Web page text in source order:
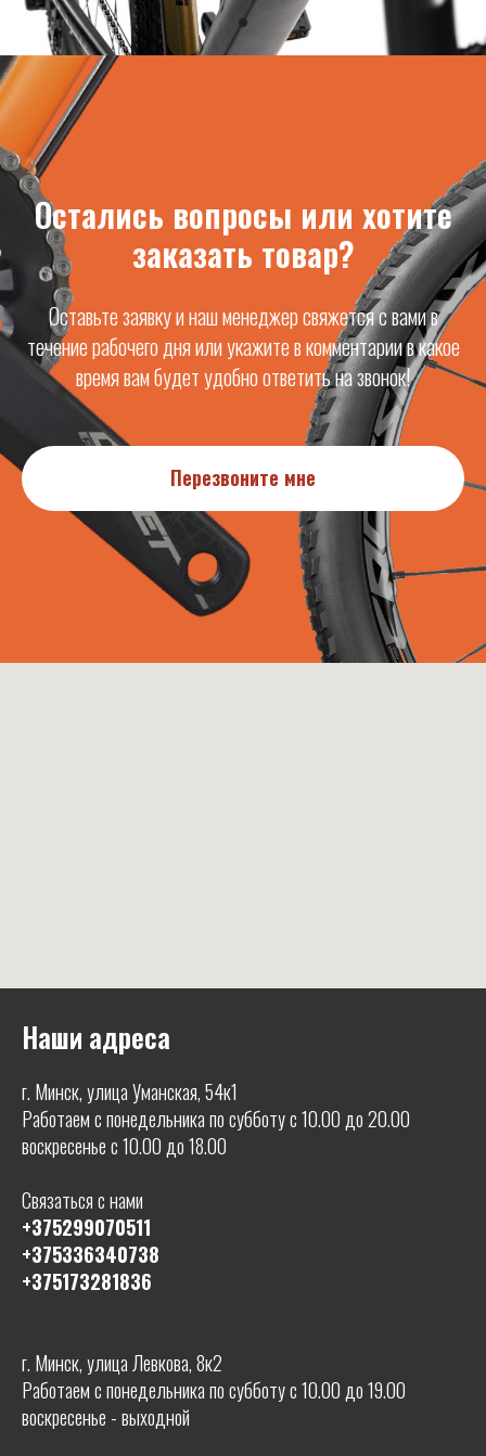
Остались вопросы или хотите
заказать товар?
Оставьте заявку и наш менеджер свяжется с вами в
течение рабочего дня или укажите в комментарии в какое
время вам будет удобно ответить на звонок!
Перезвоните мне
Наши адреса
г. Минск, улица Уманская, 54к1
Работаем с понедельника по субботу с 10.00 до 20.00
воскресенье с 10.00 до 18.00
Связаться с нами
+375299070511
+375336340738
+375173281836
г. Минск, улица Левкова, 8к2
Работаем с понедельника по субботу с 10.00 до 19.00
воскресенье - выходной